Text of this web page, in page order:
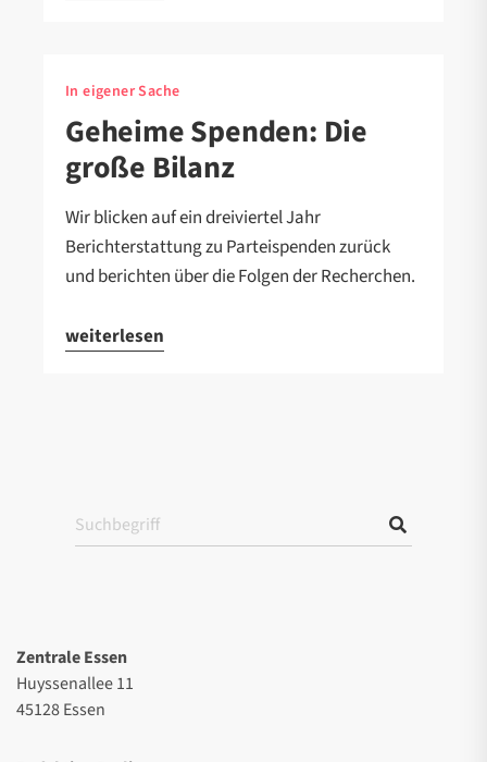
In eigener Sache
Geheime Spenden: Die
große Bilanz
Wir blicken auf ein dreiviertel Jahr
Berichterstattung zu Parteispenden zurück
und berichten über die Folgen der Recherchen.
weiterlesen
Zentrale Essen
Huyssenallee 11
45128 Essen